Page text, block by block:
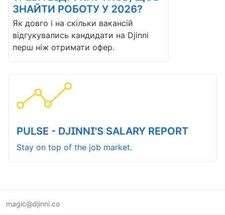
ЗНАЙТИ РОБОТУ У 2026?
Як довго і на скільки вакансій
відгукувались кандидати на Djinni
перш ніж отримати офер.
PULSE - DJINNI'S SALARY REPORT
Stay on top of the job market.
magic@djinni.co